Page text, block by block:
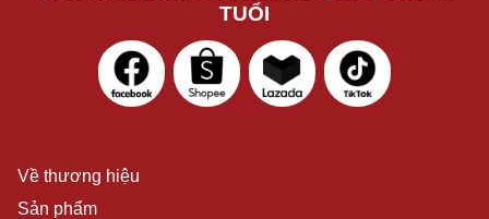
TUỔI
Về thương hiệu
Sản phẩm